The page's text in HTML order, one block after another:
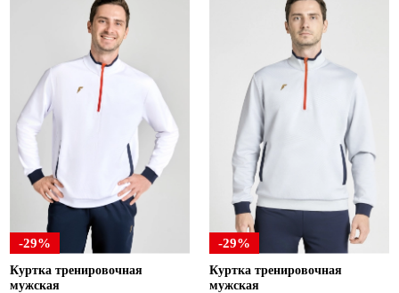
-29%
Куртка тренировочная
мужская
-29%
Куртка тренировочная
мужская